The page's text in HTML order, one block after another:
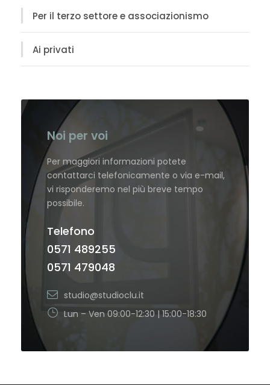
Per il terzo settore e associazionismo
Ai privati
Noi per voi
Per maggiori informazioni potete
contattarci telefonicamente o via e-mail,
vi risponderemo nel più breve tempo
possibile.
Telefono
0571 489255
0571 479048
studio@studioclu.it
Lun – Ven 09:00-12:30 | 15:00-18:30